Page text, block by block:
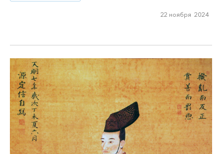
22 ноября 2024